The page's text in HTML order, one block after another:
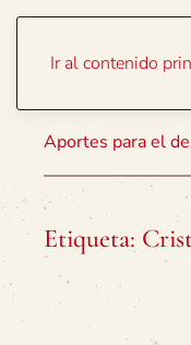
Ir al contenido
Aportes para el
Etiqueta: